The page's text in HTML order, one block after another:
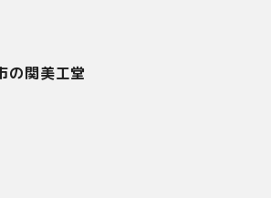
関美工堂